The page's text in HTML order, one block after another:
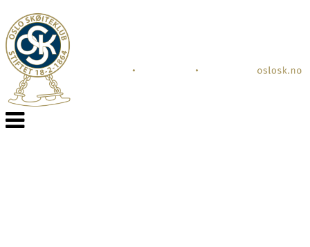
Veksle
navigasjon